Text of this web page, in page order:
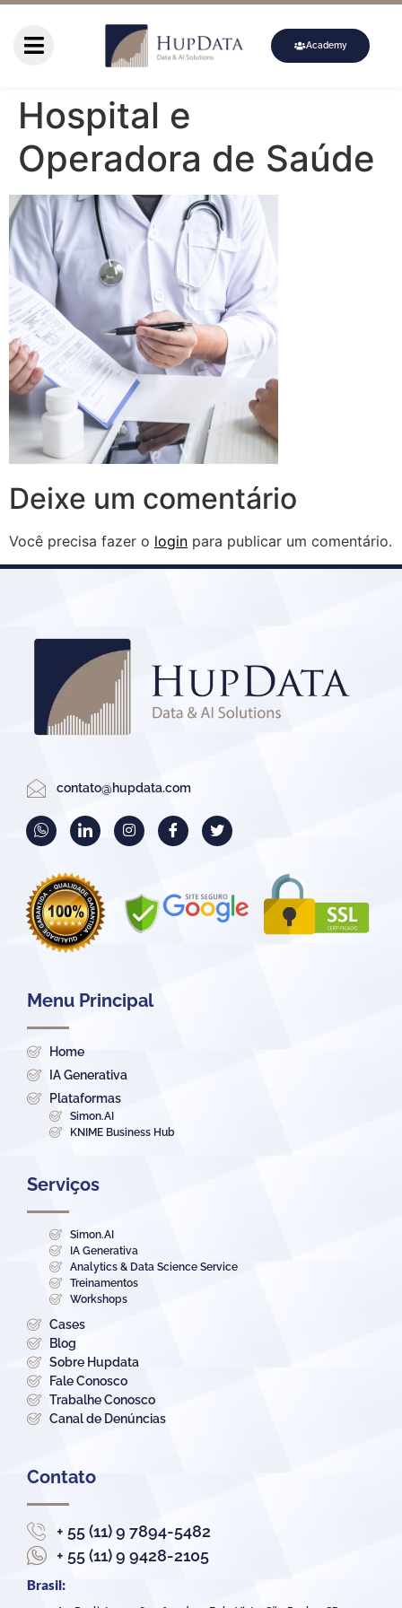
Academy
Hospital e
Operadora de Saúde
Deixe um comentário
Você precisa fazer o login para publicar um comentário.
contato@hupdata.com
Menu Principal
Home
IA Generativa
Plataformas
Simon.AI
KNIME Business Hub
Serviços
Simon.AI
IA Generativa
Analytics & Data Science Service
Treinamentos
Workshops
Cases
Blog
Sobre Hupdata
Fale Conosco
Trabalhe Conosco
Canal de Denúncias
Contato
+ 55 (11) 9 7894-5482
+ 55 (11) 9 9428-2105
Brasil: